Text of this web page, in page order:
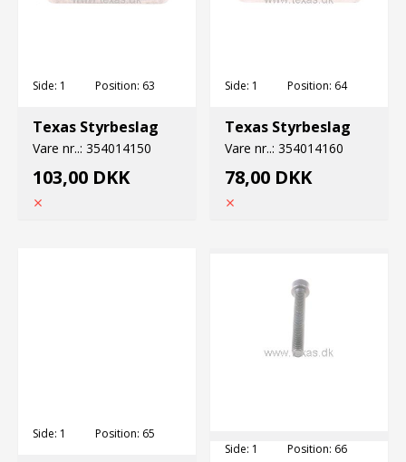
Side: 1 Position: 63
Texas Styrbeslag
Vare nr..: 354014150
103,00 DKK
Side: 1 Position: 64
Texas Styrbeslag
Vare nr..: 354014160
78,00 DKK
Side: 1 Position: 65
Side: 1 Position: 66